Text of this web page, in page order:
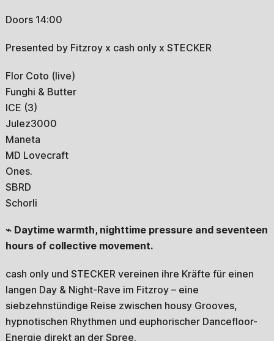
Doors 14:00
Presented by Fitzroy x cash only x STECKER
Flor Coto (live)
Funghi & Butter
ICE (3)
Julez3000
Maneta
MD Lovecraft
Ones.
SBRD
Schorli
⌁ Daytime warmth, nighttime pressure and seventeen
hours of collective movement.
cash only und STECKER vereinen ihre Kräfte für einen
langen Day & Night-Rave im Fitzroy – eine
siebzehnstündige Reise zwischen housy Grooves,
hypnotischen Rhythmen und euphorischer Dancefloor-
Energie direkt an der Spree.